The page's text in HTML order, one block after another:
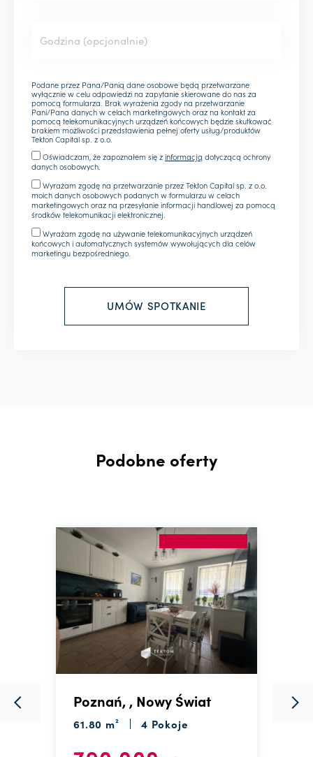
Podane przez Pana/Panią dane osobowe będą przetwarzane
wyłącznie w celu odpowiedzi na zapytanie skierowane do nas za
pomocą formularza. Brak wyrażenia zgody na przetwarzanie
Pani/Pana danych w celach marketingowych oraz na kontakt za
pomocą telekomunikacyjnych urządzeń końcowych będzie skutkować
brakiem możliwości przedstawienia pełnej oferty usług/produktów
Tekton Capital sp. z o.o.
Oświadczam, że zapoznałem się zinformacją dotyczącą ochrony
danych osobowych.
Wyrażam zgodę na przetwarzanie przez Tekton Capital sp. z o.o.
moich danych osobowych podanych w formularzu w celach
marketingowych oraz na przesyłanie informacji handlowej za pomocą
środków telekomunikacji elektronicznej.
Wyrażam zgodę na używanie telekomunikacyjnych urządzeń
końcowych i automatycznych systemów wywołujących dla celów
marketingu bezpośredniego.
Podobne oferty
Poznań, , Nowy Świat
61.80 m² 4 Pokoje